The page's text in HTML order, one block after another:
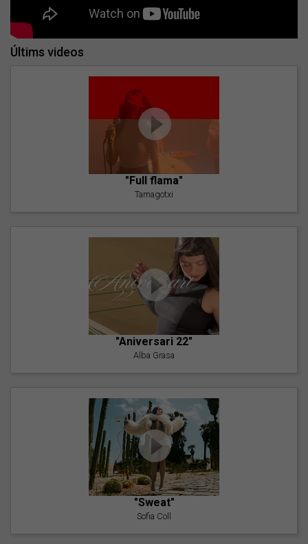
Últims videos
"Full flama"
Tamagotxi
"Aniversari 22"
Alba Grasa
"Sweat"
Sofia Coll